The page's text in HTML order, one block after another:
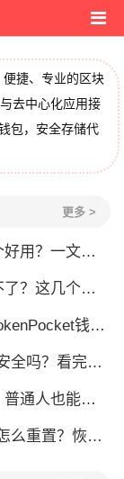
捷、专业的区块
去中心化应用接
包，安全存储代
更多 >
帮你选对加密钱包
个原因你得知道
能详解，新手老手都该知道
完这篇你就懂了
能做的几种方式
出厂设置方法详解